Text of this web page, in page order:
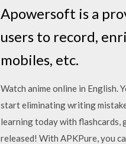
Apowersoft is a
users to record,
mobiles, etc.
Watch anime online in English.
start eliminating writing
learning today with flashcards,
released! With APKPure, you